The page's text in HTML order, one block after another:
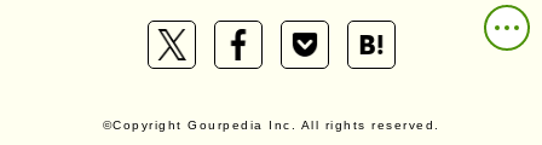
©Copyright Gourpedia Inc. All rights reserved.